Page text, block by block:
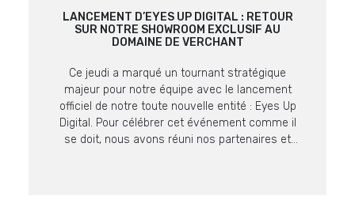
LANCEMENT D’EYES UP DIGITAL : RETOUR
SUR NOTRE SHOWROOM EXCLUSIF AU
DOMAINE DE VERCHANT
Ce jeudi a marqué un tournant stratégique
majeur pour notre équipe avec le lancement
officiel de notre toute nouvelle entité : Eyes Up
Digital. Pour célébrer cet événement comme il
se doit, nous avons réuni nos partenaires et